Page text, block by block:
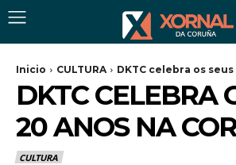
Inicio CULTURA DKTC celebra os
DKTC CELEBRA
20 ANOS NA
CULTURA